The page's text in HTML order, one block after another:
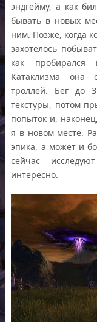
эндгейму, а как
бывать в новых
ним. Позже, когда
захотелось
как
Катаклизма она
троллей. Бег до
текстуры, потом
попыток и,
я в новом месте.
эпика, а может и
сейчас
интересно.